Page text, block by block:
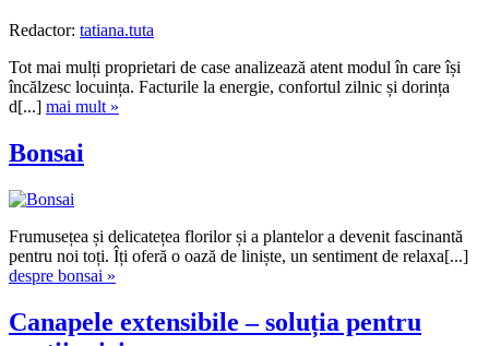
Redactor: tatiana.tuta
Tot mai mulți proprietari de case analizează atent modul în care își
încălzesc locuința. Facturile la energie, confortul zilnic și dorința
d[...] mai mult »
Bonsai
Frumusețea și delicatețea florilor și a plantelor a devenit fascinantă
pentru noi toți. Îți oferă o oază de liniște, un sentiment de relaxa[...]
despre bonsai »
Canapele extensibile – soluția pentru